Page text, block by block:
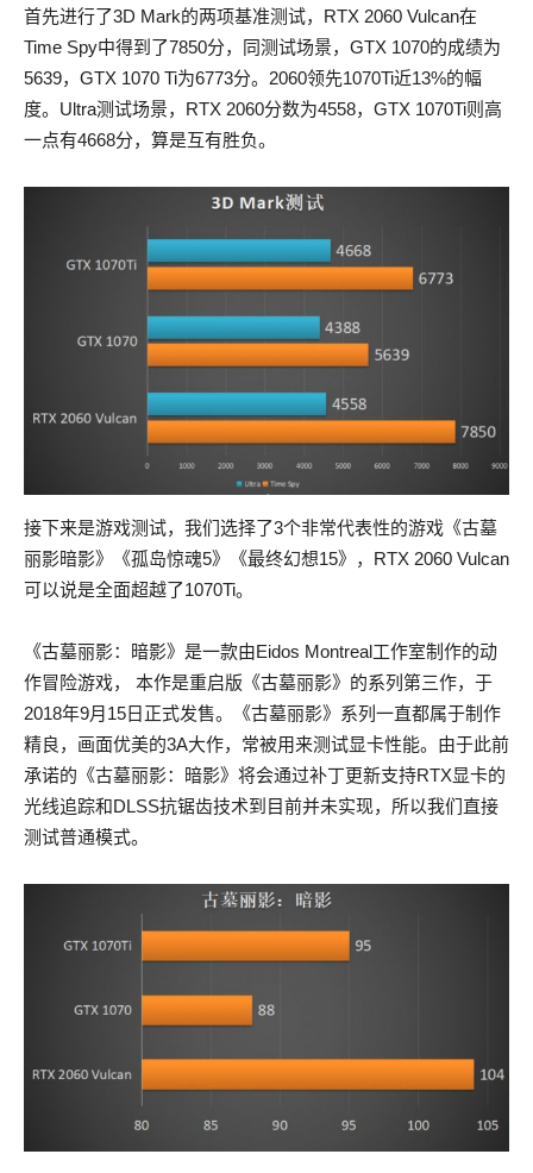
首先进行了3D Mark的两项基准测试，RTX 2060 Vulcan在
Time Spy中得到了7850分，同测试场景，GTX 1070的成绩为
5639，GTX 1070 Ti为6773分。2060领先1070Ti近13%的幅
度。Ultra测试场景，RTX 2060分数为4558，GTX 1070Ti则高
一点有4668分，算是互有胜负。
接下来是游戏测试，我们选择了3个非常代表性的游戏《古墓
丽影暗影》《孤岛惊魂5》《最终幻想15》，RTX 2060 Vulcan
可以说是全面超越了1070Ti。
《古墓丽影：暗影》是一款由Eidos Montreal工作室制作的动
作冒险游戏， 本作是重启版《古墓丽影》的系列第三作，于
2018年9月15日正式发售。《古墓丽影》系列一直都属于制作
精良，画面优美的3A大作，常被用来测试显卡性能。由于此前
承诺的《古墓丽影：暗影》将会通过补丁更新支持RTX显卡的
光线追踪和DLSS抗锯齿技术到目前并未实现，所以我们直接
测试普通模式。